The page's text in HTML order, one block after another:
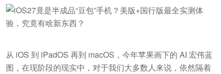
从 iOS 到 iPadOS 再到 macOS，今年苹果画下的 AI 宏伟蓝
图，在现阶段的现实中，对于我们大多数人来说，依然隔着